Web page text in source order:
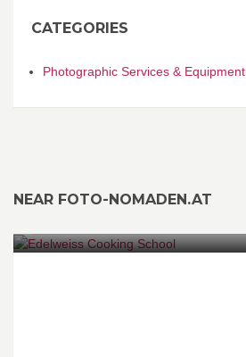
CATEGORIES
Photographic Services & Equipment
NEAR FOTO-NOMADEN.AT